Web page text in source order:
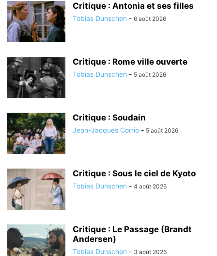
Critique : Antonia et ses filles
Tobias Dunschen - 6 août 2026
Critique : Rome ville ouverte
Tobias Dunschen - 5 août 2026
Critique : Soudain
Jean-Jacques Corrio - 5 août 2026
Critique : Sous le ciel de Kyoto
Tobias Dunschen - 4 août 2026
Critique : Le Passage (Brandt
Andersen)
Tobias Dunschen - 3 août 2026